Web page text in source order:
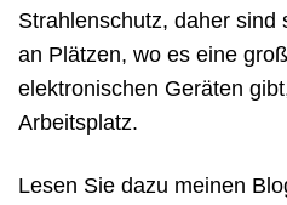
Strahlenschutz, daher sind
an Plätzen, wo es eine
elektronischen Geräten
Arbeitsplatz.
Lesen Sie dazu meinen